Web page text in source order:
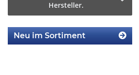
Hersteller.
Neu im Sortiment